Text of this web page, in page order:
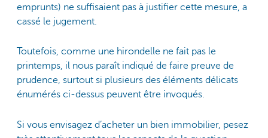
emprunts) ne suffisaient pas à justifier cette mesure, a
cassé le jugement.
Toutefois, comme une hirondelle ne fait pas le
printemps, il nous paraît indiqué de faire preuve de
prudence, surtout si plusieurs des éléments délicats
énumérés ci-dessus peuvent être invoqués.
Si vous envisagez d’acheter un bien immobilier, pesez